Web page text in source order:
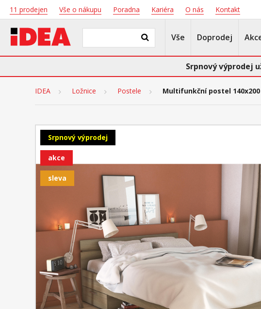
11 prodejen Vše o nákupu Poradna Kariéra O nás Kontakt
Vše Doprodej
Srpnový výprodej
IDEA Ložnice Postele Multifunkční postel 140x200
Srpnový výprodej
akce
sleva